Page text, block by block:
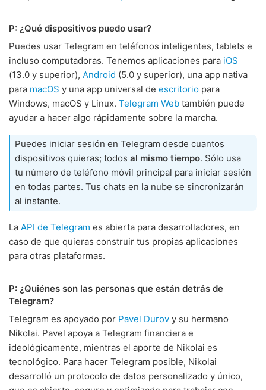
P: ¿Qué dispositivos puedo usar?
Puedes usar Telegram en teléfonos inteligentes, tablets e
incluso computadoras. Tenemos aplicaciones para iOS
(13.0 y superior), Android (5.0 y superior), una app nativa
para macOS y una app universal de escritorio para
Windows, macOS y Linux. Telegram Web también puede
ayudar a hacer algo rápidamente sobre la marcha.
Puedes iniciar sesión en Telegram desde cuantos
dispositivos quieras; todos al mismo tiempo. Sólo usa
tu número de teléfono móvil principal para iniciar sesión
en todas partes. Tus chats en la nube se sincronizarán
al instante.
La API de Telegram es abierta para desarrolladores, en
caso de que quieras construir tus propias aplicaciones
para otras plataformas.
P: ¿Quiénes son las personas que están detrás de
Telegram?
Telegram es apoyado por Pavel Durov y su hermano
Nikolai. Pavel apoya a Telegram financiera e
ideológicamente, mientras el aporte de Nikolai es
tecnológico. Para hacer Telegram posible, Nikolai
desarrolló un protocolo de datos personalizado y único,